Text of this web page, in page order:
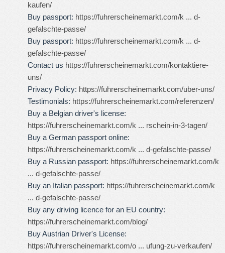
kaufen/
Buy passport: https://fuhrerscheinemarkt.com/k ... d-
gefalschte-passe/
Buy passport: https://fuhrerscheinemarkt.com/k ... d-
gefalschte-passe/
Contact us https://fuhrerscheinemarkt.com/kontaktiere-
uns/
Privacy Policy: https://fuhrerscheinemarkt.com/uber-uns/
Testimonials: https://fuhrerscheinemarkt.com/referenzen/
Buy a Belgian driver's license:
https://fuhrerscheinemarkt.com/k ... rschein-in-3-tagen/
Buy a German passport online:
https://fuhrerscheinemarkt.com/k ... d-gefalschte-passe/
Buy a Russian passport: https://fuhrerscheinemarkt.com/k
... d-gefalschte-passe/
Buy an Italian passport: https://fuhrerscheinemarkt.com/k
... d-gefalschte-passe/
Buy any driving licence for an EU country:
https://fuhrerscheinemarkt.com/blog/
Buy Austrian Driver's License:
https://fuhrerscheinemarkt.com/o ... ufung-zu-verkaufen/